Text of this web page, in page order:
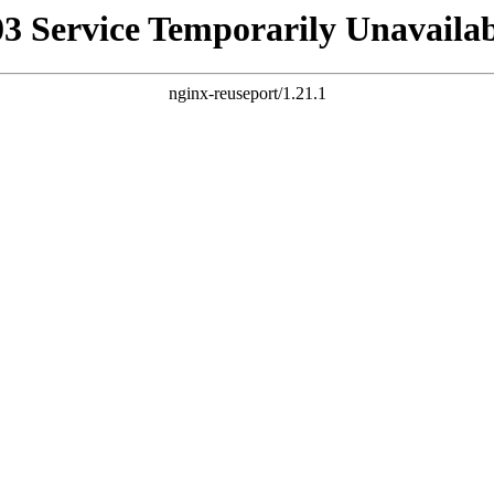
Service Temporarily
nginx-reuseport/1.21.1